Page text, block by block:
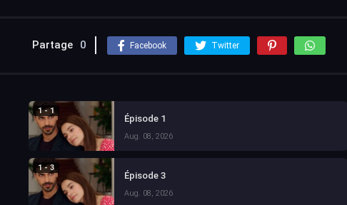
Partage 0 Facebook Twitter
1 - 1
Épisode 1
Aug. 08, 2026
1 - 3
Épisode 3
Aug. 08, 2026